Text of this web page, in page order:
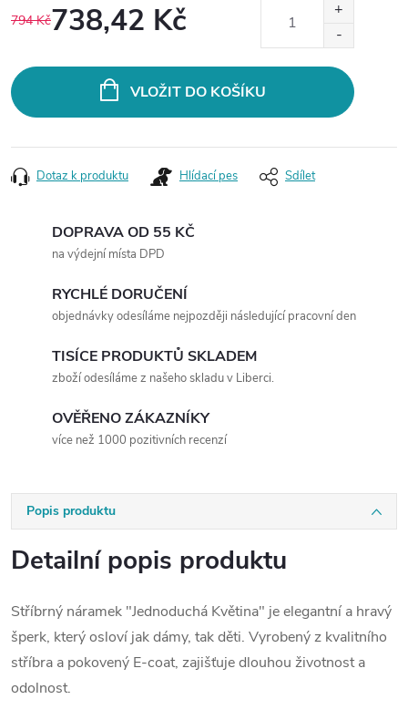
794 Kč738,42 Kč
VLOŽIT DO KOŠÍKU
Dotaz k produktu Hlídací pes Sdílet
DOPRAVA OD 55 KČ
na výdejní místa DPD
RYCHLÉ DORUČENÍ
objednávky odesíláme nejpozději následující pracovní den
TISÍCE PRODUKTŮ SKLADEM
zboží odesíláme z našeho skladu v Liberci.
OVĚŘENO ZÁKAZNÍKY
více než 1000 pozitivních recenzí
Popis produktu
Detailní popis produktu
Stříbrný náramek "Jednoduchá Květina" je elegantní a hravý
šperk, který osloví jak dámy, tak děti. Vyrobený z kvalitního
stříbra a pokovený E-coat, zajišťuje dlouhou životnost a
odolnost.